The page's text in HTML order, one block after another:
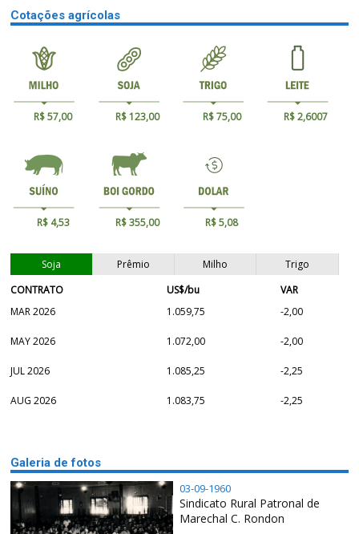
Cotações agrícolas
R$ 57,00 R$ 123,00 R$ 75,00 R$ 2,6007
R$ 4,53 R$ 355,00 R$ 5,08
Soja Prêmio Milho
Trigo
CONTRATO
US$/bu
VAR
MAR 2026
1.059,75 -2,00
MAY 2026 1.072,00 -2,00
JUL 2026 1.085,25 -2,25
AUG 2026 1.083,75 -2,25
Galeria de fotos
03-09-1960
Sindicato Rural Patronal de
Marechal C. Rondon